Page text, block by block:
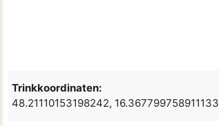
Trinkkoordinaten:
48.21110153198242, 16.367799758911133